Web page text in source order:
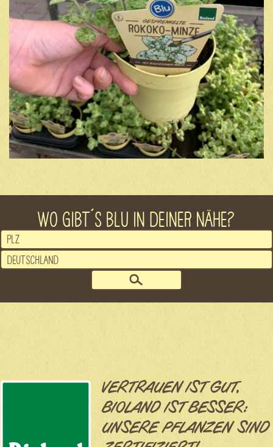
WO GIBT´S BLU IN DEINER NÄHE?
VERTRAUEN IST GUT,
BIOLAND IST BESSER:
UNSERE PFLANZEN SIND